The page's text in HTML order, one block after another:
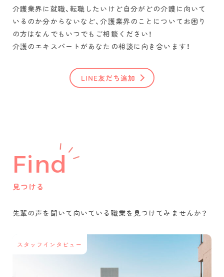
介護業界に就職、転職したいけど自分がどの介護に向いて
いるのか分からないなど、介護業界のことについてお困り
の方はなんでもいつでもご相談ください！
介護のエキスパートがあなたの相談に向き合います！
LINE友だち追加
Find
見つける
先輩の声を聞いて 向いている職業を 見つけてみませんか？
スタッフインタビュー